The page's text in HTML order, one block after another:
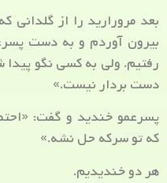
بعد مرورارید را از گلدانی
بیرون آوردم و به دست
رفتیم. ولی به کسی نگو
دست بردار نیست.»
پسرعمو خندید و گفت:
که تو سرکه حل نشه.»
هر دو خندیدیم.